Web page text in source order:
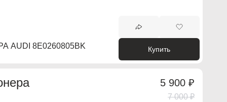
8E0260805BK Купить
5 900 ₽
7 000 ₽